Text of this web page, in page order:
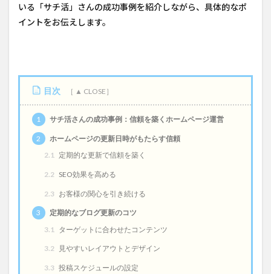
いる「サチ活」さんの成功事例を紹介しながら、具体的なポ
イントをお伝えします。
目次
1 サチ活さんの成功事例：信頼を築くホームページ運営
2
ホームページの更新日時がもたらす信頼
2.1 定期的な更新で信頼を築く
2.2 SEO効果を高める
2.3 お客様の関心を引き続ける
3
定期的なブログ更新のコツ
3.1
ターゲットに合わせたコンテンツ
3.2 見やすいレイアウトとデザイン
3.3 投稿スケジュールの設定